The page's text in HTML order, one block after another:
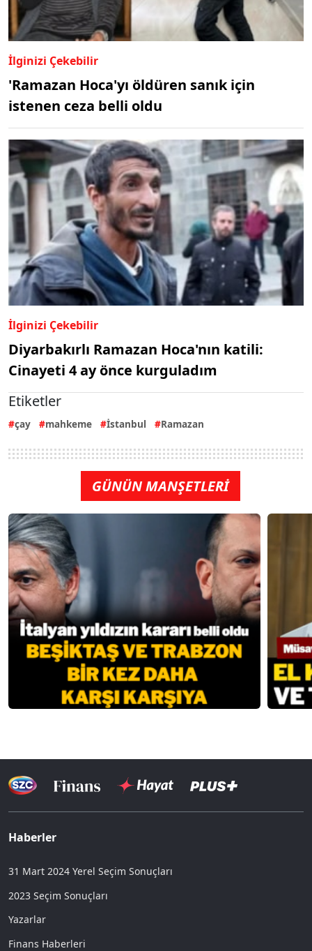
İlginizi Çekebilir
'Ramazan Hoca'yı öldüren sanık için
istenen ceza belli oldu
İlginizi Çekebilir
Diyarbakırlı Ramazan Hoca'nın katili:
Cinayeti 4 ay önce kurguladım
Etiketler
çay mahkeme İstanbul Ramazan
GÜNÜN MANŞETLERİ
Haberler
31 Mart 2024 Yerel Seçim Sonuçları
2023 Seçim Sonuçları
Yazarlar
Finans Haberleri